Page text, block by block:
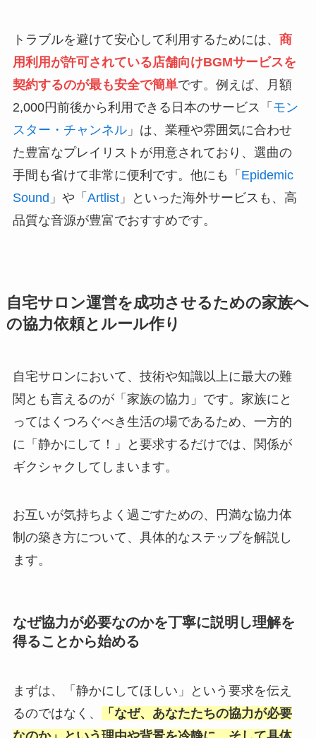
トラブルを避けて安心して利用するためには、 商
用利用が許可されている店舗向けBGMサービスを
契約するのが最も安全で簡単です。例えば、月額
2,000円前後から利用できる日本のサービス「 モン
スター・チャンネル」は、業種や雰囲気に合わせ
た豊富なプレイリストが用意されており、選曲の
手間も省けて非常に便利です。他にも「 Epidemic
Sound 」や「 Artlist」といった海外サービスも、高
品質な音源が豊富でおすすめです。
自宅サロン運営を成功させるための家族へ
の協力依頼とルール作り
自宅サロンにおいて、技術や知識以上に最大の難
関とも言えるのが「家族の協力」です。家族にと
ってはくつろぐべき生活の場であるため、一方的
に「静かにして！」と要求するだけでは、関係が
ギクシャクしてしまいます。
お互いが気持ちよく過ごすための、円満な協力体
制の築き方について、具体的なステップを解説し
ます。
なぜ協力が必要なのかを丁寧に説明し理解を
得ることから始める
まずは、「静かにしてほしい」という要求を伝え
るのではなく、
「なぜ、あなたたちの協力が必要